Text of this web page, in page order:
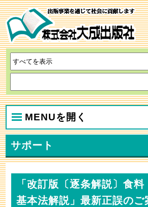
MENUを開く
サポート
「改訂版〔逐条解説〕食
基本法解説」最新正誤のご